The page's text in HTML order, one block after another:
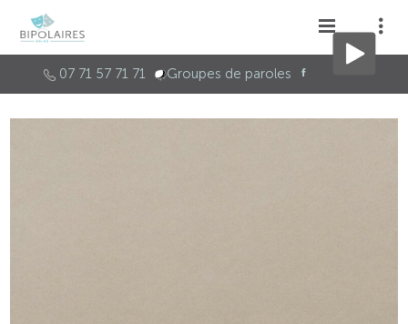
07 71 57 71 71 Groupes de paroles